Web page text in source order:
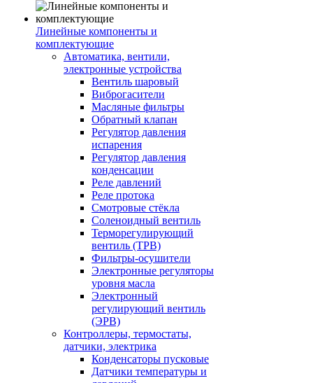
Линейные компоненты и
комплектующие
Автоматика, вентили,
электронные устройства
Вентиль шаровый
Виброгасители
Масляные фильтры
Обратный клапан
Регулятор давления
испарения
Регулятор давления
конденсации
Реле давлений
Реле протока
Смотровые стёкла
Соленоидный вентиль
Терморегулирующий
вентиль (ТРВ)
Фильтры-осушители
Электронные регуляторы
уровня масла
Электронный
регулирующий вентиль
(ЭРВ)
Контроллеры, термостаты,
датчики, электрика
Конденсаторы пусковые
Датчики температуры и